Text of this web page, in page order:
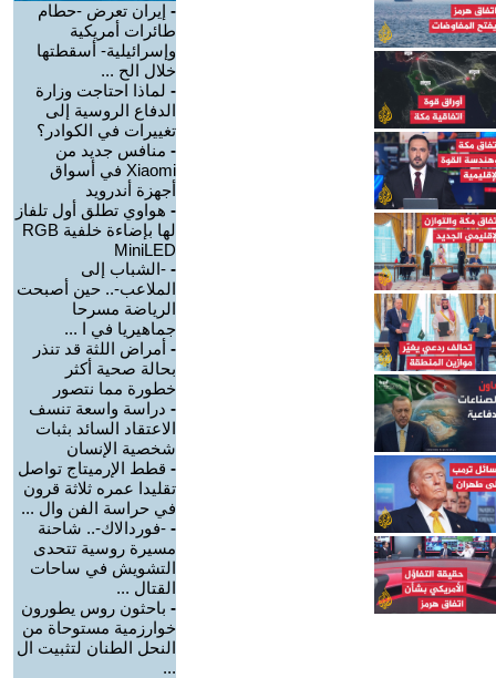
- إيران تعرض -حطام
طائرات أمريكية
وإسرائيلية- أسقطتها
خلال الح ...
- لماذا احتاجت وزارة
الدفاع الروسية إلى
تغييرات في الكوادر؟
- منافس جديد من
Xiaomi في أسواق
أجهزة أندرويد
- هواوي تطلق أول تلفاز
لها بإضاءة خلفية RGB
MiniLED
- -الشباب إلى
الملاعب-.. حين أصبحت
الرياضة مسرحا
جماهيريا في ا ...
- أمراض اللثة قد تنذر
بحالة صحية أكثر
خطورة مما نتصور
- دراسة واسعة تنسف
الاعتقاد السائد بثبات
شخصية الإنسان
- قطط الإرميتاج تواصل
تقليدا عمره ثلاثة قرون
في حراسة الفن وال ...
- -فوردالاك-.. شاحنة
مسيرة روسية تتحدى
التشويش في ساحات
القتال ...
- باحثون روس يطورون
خوارزمية مستوحاة من
النحل الطنان لتثبيت ال
...